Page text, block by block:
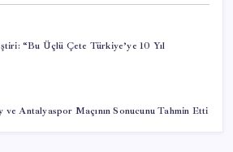
“Bu Üçlü Çete Türkiye’ye 10 Yıl
Antalyaspor Maçının Sonucunu Tahmin Etti